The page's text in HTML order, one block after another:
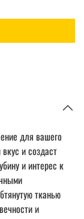
для вашего
и создаст
и интерес к
тканью
и